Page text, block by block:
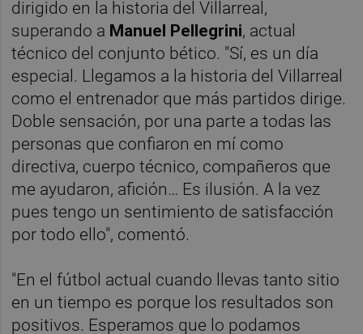
dirigido en la historia del Villarreal,
superando a Manuel Pellegrini, actual
técnico del conjunto bético. "Sí, es un día
especial. Llegamos a la historia del Villarreal
como el entrenador que más partidos dirige.
Doble sensación, por una parte a todas las
personas que confiaron en mí como
directiva, cuerpo técnico, compañeros que
me ayudaron, afición… Es ilusión. A la vez
pues tengo un sentimiento de satisfacción
por todo ello", comentó.
"En el fútbol actual cuando llevas tanto sitio
en un tiempo es porque los resultados son
positivos. Esperamos que lo podamos